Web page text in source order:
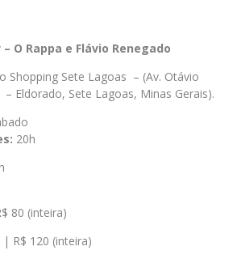
O Rappa e Flávio Renegado
Shopping Sete Lagoas – (Av. Otávio
– Eldorado, Sete Lagoas, Minas Gerais).
20h
80 (inteira)
| R$ 120 (inteira)